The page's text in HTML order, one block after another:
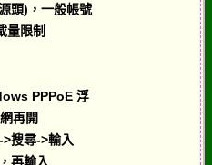
頭)，一般帳號
量限制
PPPoE 浮
再開
搜尋->輸入
再輸入